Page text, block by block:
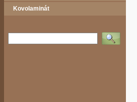
Kovolaminát
Vyhledat